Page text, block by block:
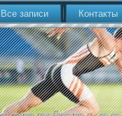
Все записи Контакты